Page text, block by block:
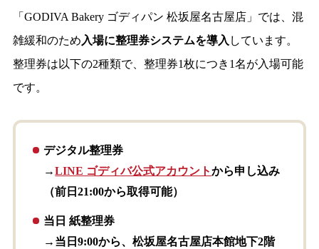
「GODIVA Bakery ゴディパン 松坂屋名古屋店」では、混
雑緩和のため 入場に整理券システムを導入 しています。
整理券は以下の2種類で、整理券1枚につき1名が入場可能
です。
デジタル整理券
→LINE ゴディバ公式アカウントから申し込み
（前日21:00から取得可能）
当日 紙整理券
→当日9:00から、松坂屋名古屋店本館地下2階